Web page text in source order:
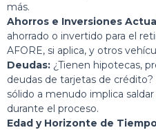
más.
Ahorros e Inversiones
ahorrado o invertido para el
AFORE, si aplica, y otros
Deudas: ¿Tienen hipotecas,
deudas de tarjetas de
sólido a menudo implica
durante el proceso.
Edad y Horizonte de